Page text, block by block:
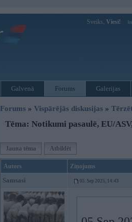
Sveiks, Viesi!
Galvenā Forums Galerijas
Forums » Vispārējās diskusijas »
Tēma: Notikumi pasaulē, EU/
Jauna tēma Atbildēt
Autors Ziņojums
Samsasi 05. Sep 2025, 14:43